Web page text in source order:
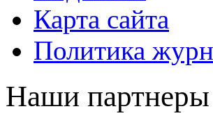
Карта сайта
Политика
Наши партнеры